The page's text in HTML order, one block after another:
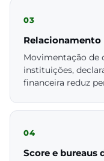
03
Relacionamento
Movimentação de
instituições,
financeira reduz
04
Score e bureaus